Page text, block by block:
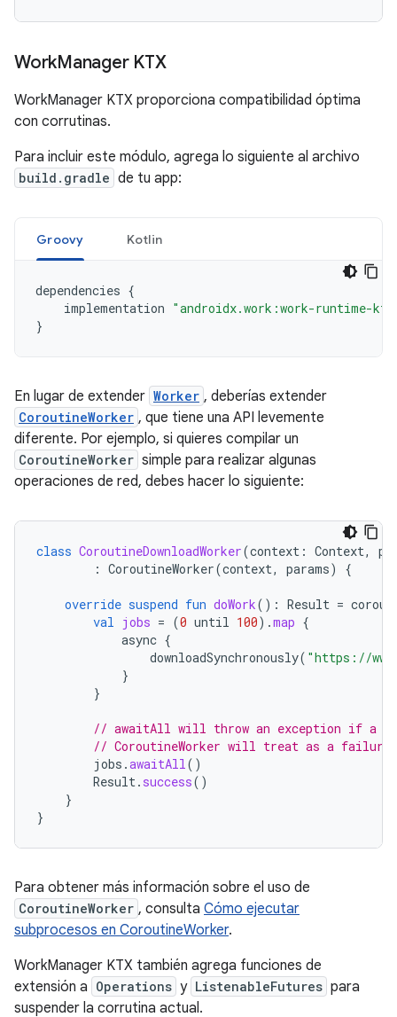
WorkManager KTX
WorkManager KTX proporciona compatibilidad óptima
con corrutinas.
Para incluir este módulo, agrega lo siguiente al archivo
build.gradle de tu app:
Groovy Kotlin
dependencies {
implementation "androidx.work:work-runtime-
}
En lugar de extender Worker , deberías extender
CoroutineWorker , que tiene una API levemente
diferente. Por ejemplo, si quieres compilar un
CoroutineWorker simple para realizar algunas
operaciones de red, debes hacer lo siguiente:
class CoroutineDownloadWorker(context : Context,
: CoroutineWorker(context, params) {
override suspend fun doWork(): Result =
val jobs = (0 until 100).map {
async {
downloadSynchronously( "https://
}
}
// awaitAll will throw an exception if a
// CoroutineWorker will treat as a failure
jobs .awaitAll()
Result. success()
}
}
Para obtener más información sobre el uso de
CoroutineWorker , consulta Cómo ejecutar
subprocesos en CoroutineWorker.
WorkManager KTX también agrega funciones de
extensión a Operations y ListenableFutures para
suspender la corrutina actual.